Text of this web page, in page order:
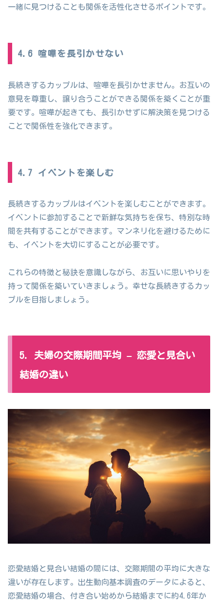
一緒に見つけることも関係を活性化させるポイントです。
4.6 喧嘩を長引かせない
長続きするカップルは、喧嘩を長引かせません。お互いの
意見を尊重し、譲り合うことができる関係を築くことが重
要です。喧嘩が起きても、長引かせずに解決策を見つける
ことで関係性を強化できます。
4.7 イベントを楽しむ
長続きするカップルはイベントを楽しむことができます。
イベントに参加することで新鮮な気持ちを保ち、特別な時
間を共有することができます。マンネリ化を避けるために
も、イベントを大切にすることが必要です。
これらの特徴と秘訣を意識しながら、お互いに思いやりを
持って関係を築いていきましょう。幸せな長続きするカッ
プルを目指しましょう。
5. 夫婦の交際期間平均 – 恋愛と見合い
結婚の違い
恋愛結婚と見合い結婚の間には、交際期間の平均に大きな
違いが存在します。出生動向基本調査のデータによると、
恋愛結婚の場合、付き合い始めから結婚までに約4.6年か